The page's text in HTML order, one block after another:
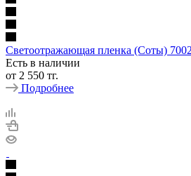
Светоотражающая пленка (Соты)
Есть в наличии
от 2 550 тг.
Подробнее